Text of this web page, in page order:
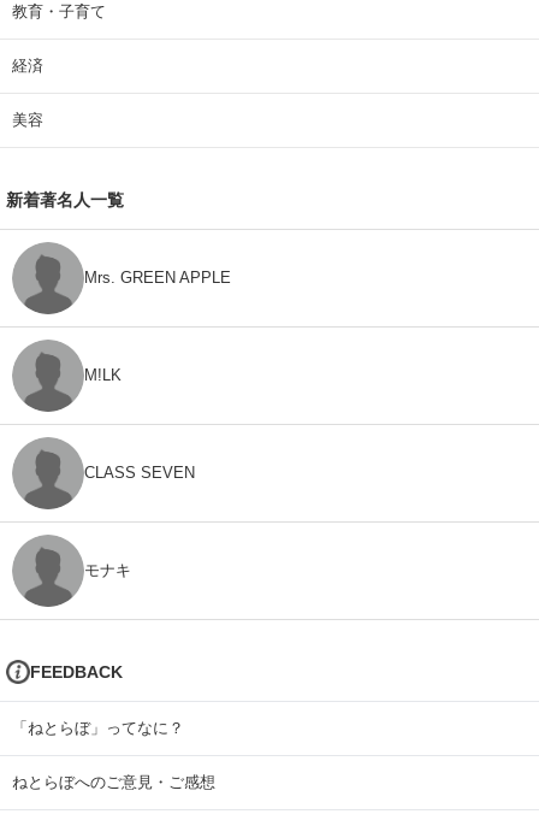
教育・子育て
経済
美容
新着著名人一覧
Mrs. GREEN APPLE
M!LK
CLASS SEVEN
モナキ
FEEDBACK
「ねとらぼ」ってなに？
ねとらぼへのご意見・ご感想